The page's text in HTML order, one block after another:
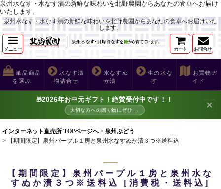
泉州水なす・水なす漬の新鮮な味わいを北野農園からあなたの食卓へお届け
いたします。
泉州水なす・水なす漬の新鮮な味わいを北野農園からあなたの食卓へお届けいた
します。
メニュー カート お問合せ
単品商品
を選ぶ
水なす漬
物詰合せ
水なすぬ
か漬
生の水な
す
お買物ガ
イド
🎁2026年お中元ギフト！絶賛受付中です！！
大切な方への贈り物にぜひ → ✕
インターネット直売所 TOPページへ > 泉州ぶどう
>
【期間限定】泉州パープル１房と泉州水なすぬか漬３つ※送料込
【期間限定】泉州パープル１房と泉州水な
すぬか漬３つ※送料込
[ 消費税・送料込 ]